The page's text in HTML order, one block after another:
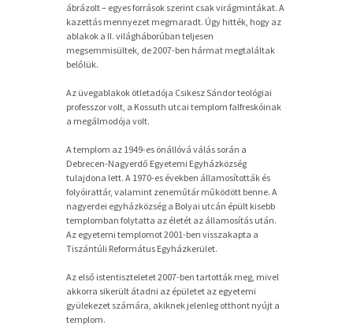
ábrázolt – egyes források szerint csak virágmintákat. A
kazettás mennyezet megmaradt. Úgy hitték, hogy az
ablakok a II. világháborúban teljesen
megsemmisültek, de 2007-ben hármat megtaláltak
belőlük.
Az üvegablakok ötletadója Csikesz Sándor teológiai
professzor volt, a Kossuth utcai templom falfreskóinak
a megálmodója volt.
A templom az 1949-es önállóvá válás során a
Debrecen-Nagyerdő Egyetemi Egyházközség
tulajdona lett. A 1970-es években államosították és
folyóirattár, valamint zeneműtár működött benne. A
nagyerdei egyházközség a Bolyai utcán épült kisebb
templomban folytatta az életét az államosítás után.
Az egyetemi templomot 2001-ben visszakapta a
Tiszántúli Református Egyházkerület.
Az első istentiszteletet 2007-ben tartották meg, mivel
akkorra sikerült átadni az épületet az egyetemi
gyülekezet számára, akiknek jelenleg otthont nyújt a
templom.